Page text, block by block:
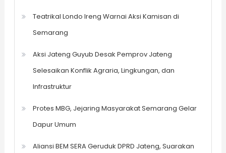
Teatrikal Londo Ireng Warnai Aksi Kamisan di
Semarang
Aksi Jateng Guyub Desak Pemprov Jateng
Selesaikan Konflik Agraria, Lingkungan, dan
Infrastruktur
Protes MBG, Jejaring Masyarakat Semarang Gelar
Dapur Umum
Aliansi BEM SERA Geruduk DPRD Jateng, Suarakan